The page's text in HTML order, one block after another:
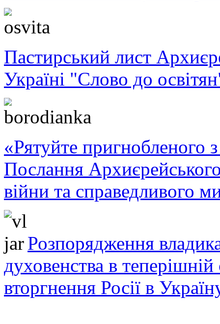
Пастирський лист
Україні "Слово до
«Рятуйте пригнобленого
Послання
війни та справедливого
Розпорядження
духовенства в теперішній
вторгнення Росії в